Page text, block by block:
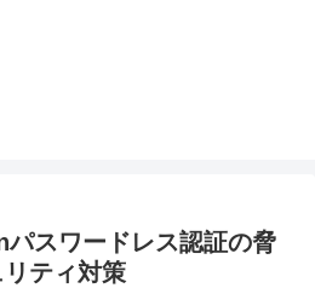
スワードレス認証の脅
ティ対策